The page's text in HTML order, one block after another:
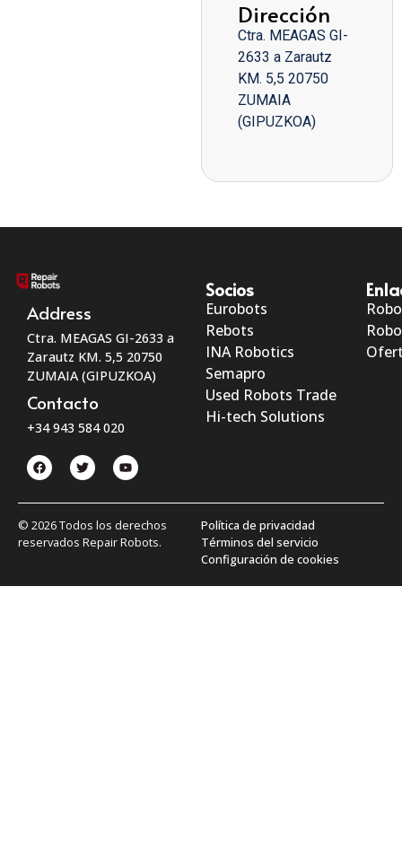
Dirección
Ctra. MEAGAS GI-
2633 a Zarautz
KM. 5,5 20750
ZUMAIA
(GIPUZKOA)
Address
Ctra. MEAGAS GI-2633 a
Zarautz KM. 5,5 20750
ZUMAIA (GIPUZKOA)
Contacto
+34 943 584 020
Socios
Eurobots
Rebots
INA Robotics
Semapro
Used Robots Trade
Hi-tech Solutions
© 2026 Todos los derechos
reservados Repair Robots.
Política de privacidad
Términos del servicio
Configuración de cookies